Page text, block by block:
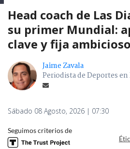
Head coach de Las
su primer Mundial:
clave y fija
Jaime Zavala
Periodista de Deportes
Sábado 08 Agosto, 2026 | 07:30
Seguimos criterios de